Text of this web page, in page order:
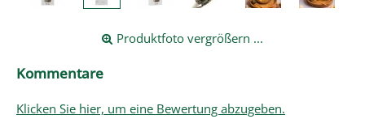
Produktfoto vergrößern ...
Kommentare
Klicken Sie hier, um eine Bewertung abzugeben.